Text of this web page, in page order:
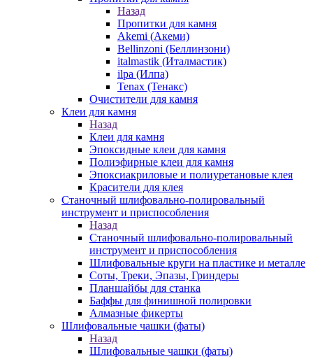
Назад
Пропитки для камня
Akemi (Акеми)
Bellinzoni (Беллинзони)
italmastik (Италмастик)
ilpa (Илпа)
Tenax (Тенакс)
Очистители для камня
Клеи для камня
Назад
Клеи для камня
Эпоксидные клеи для камня
Полиэфирные клеи для камня
Эпоксиакриловые и полиуретановые клея
Красители для клея
Станочный шлифовально-полировальный
инструмент и приспособления
Назад
Станочный шлифовально-полировальный
инструмент и приспособления
Шлифовальные круги на пластике и металле
Соты, Треки, Эпазы, Гриндеры
Планшайбы для станка
Баффы для финишной полировки
Алмазные фикерты
Шлифовальные чашки (фаты)
Назад
Шлифовальные чашки (фаты)